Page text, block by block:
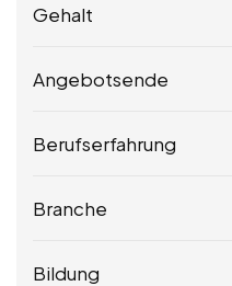
Gehalt
Angebotsende
Berufserfahrung
Branche
Bildung